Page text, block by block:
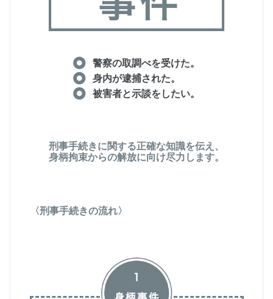
警察の取調べを受けた。
身内が逮捕された。
被害者と示談をしたい。
刑事手続きに関する正確な知識を伝え、
身柄拘束からの解放に向け尽力します。
〈刑事手続きの流れ〉